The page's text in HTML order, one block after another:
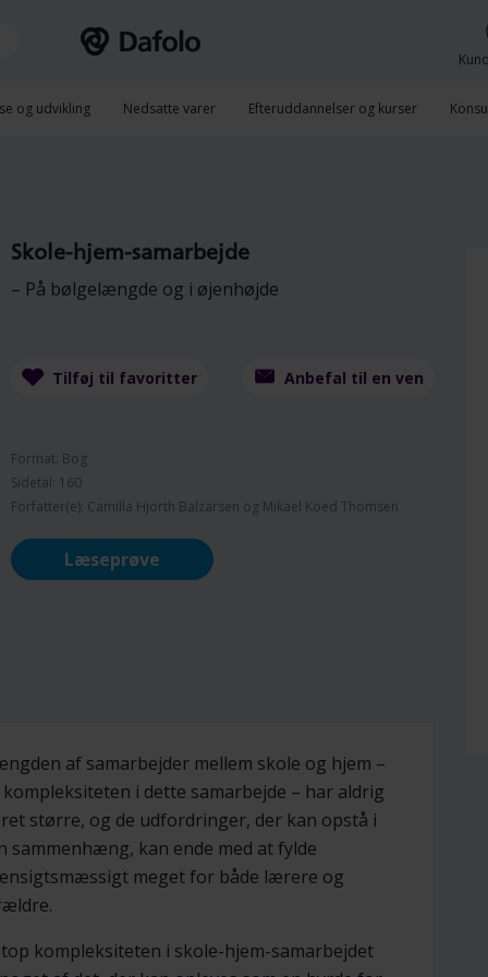
og udvikling Nedsatte varer Efteruddannelser og kurser
Skole-hjem-samarbejde
– På bølgelængde og i øjenhøjde
Tilføj til favoritter Anbefal til en ven
Format: Bog
Sidetal: 160
Forfatter(e): Camilla Hjorth Balzarsen og Mikael Koed Thomsen
Læseprøve
af samarbejder mellem skole og hjem –
i dette samarbejde – har aldrig
større, og de udfordringer, der kan opstå i
sammenhæng, kan ende med at fylde
meget for både lærere og
kompleksiteten i skole-hjem-samarbejdet